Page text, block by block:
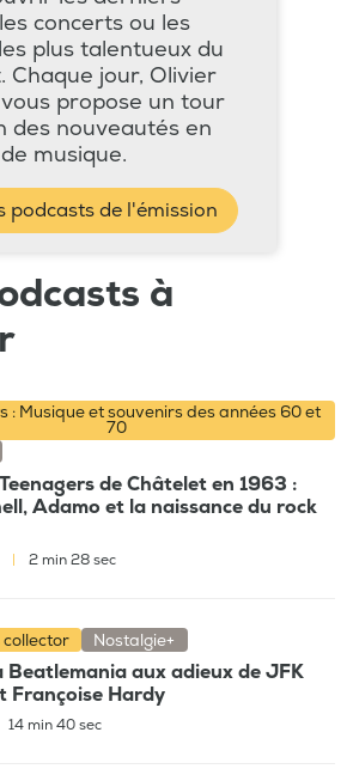
concerts ou les
plus talentueux du
Chaque jour, Olivier
propose un tour
des nouveautés en
musique.
podcasts de l'émission
à
: Musique et souvenirs des années 60 et
70
de Châtelet en 1963 :
Adamo et la naissance du rock
2 min 28 sec
collector Nostalgie+
Beatlemania aux adieux de JFK
Françoise Hardy
14 min 40 sec